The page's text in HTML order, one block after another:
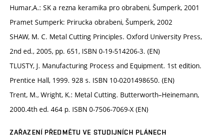
Humar,A.: SK a rezna keramika pro obrabeni, Šumperk, 2001
Pramet Sumperk: Prirucka obrabeni, Šumperk, 2002
SHAW, M. C. Metal Cutting Principles. Oxford University Press,
2nd ed., 2005, pp. 651, ISBN 0-19-514206-3. (EN)
TLUSTY, J. Manufacturing Process and Equipment. 1st edition.
Prentice Hall, 1999. 928 s. ISBN 10-0201498650. (EN)
Trent, M., Wright, K.: Metal Cutting. Butterworth–Heinemann,
2000.4th ed. 464 p. ISBN 0-7506-7069-X (EN)
ZAŘAZENÍ PŘEDMĚTU VE STUDIJNÍCH PLÁNECH